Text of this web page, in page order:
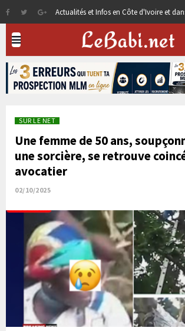
Actualités et Infos en Côte d'Ivoire et
SUR LE NET
Une femme de 50 ans,
une sorcière, se retrouve
avocatier
02/10/2025